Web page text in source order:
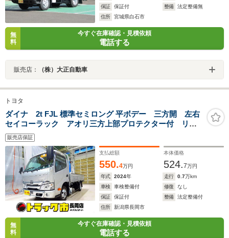
保証
保証付 整備
法定整備無
住所
宮城県白石市
無
料
今すぐ在庫確認・見積依頼
電話する
販売店： （株）大正自動車
トヨタ
ダイナ 2t FJL 標準セミロング 平ボデー 三方開 左右
セイコーラック アオリ三方上部プロテクター付 リア
アオリチェーン2個 左右電格ミラー/ヒーター ルームミ
ラー式バックモニター トラクションコントロール 電
動パーキングブレーキ
販売店保証
支払総額
550.4万円
本体価格
524.7万円
年式
2024年 走行 0.7万km
車検
車検整備付 修復
なし
保証
保証付 整備
法定整備付
住所
新潟県長岡市
無
料
今すぐ在庫確認・見積依頼
電話する